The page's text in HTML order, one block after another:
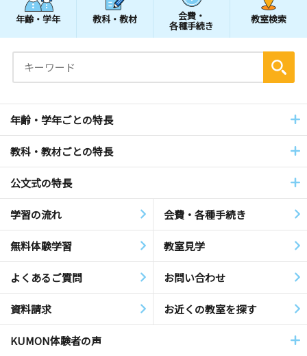
年齢・学年 教科・教材 会費・
各種手続き
教室検索
年齢・学年ごとの特長
教科・教材ごとの特長
公文式の特長
学習の流れ 会費・各種手続き
無料体験学習 教室見学
よくあるご質問 お問い合わせ
資料請求 お近くの教室を探す
KUMON体験者の声